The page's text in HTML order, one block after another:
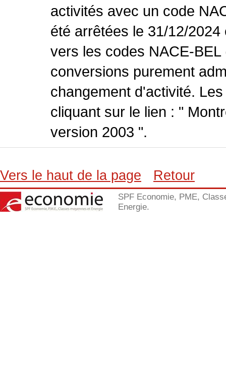
activités avec un code
été arrêtées le 31/12/
vers les codes NACE-
conversions purement
changement d'activité.
cliquant sur le lien : "
version 2003 ".
Vers le haut de la page Retour
SPF Economie, PME,
Energie.